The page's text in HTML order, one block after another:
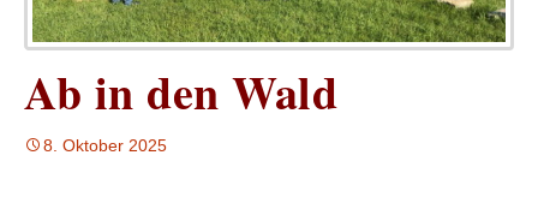
Ab in den Wald
8. Oktober 2025